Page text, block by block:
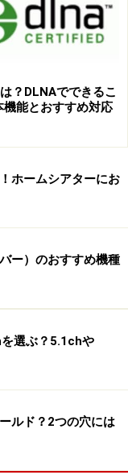
？DLNAでできるこ
機能とおすすめ対応
ホームシアターにお
ー）のおすすめ機種
選ぶ？5.1chや
ルド？2つの穴には